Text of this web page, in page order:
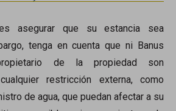
asegurar que su estancia sea
tenga en cuenta que ni Banus
de la propiedad son
restricción externa, como
de agua, que puedan afectar a su